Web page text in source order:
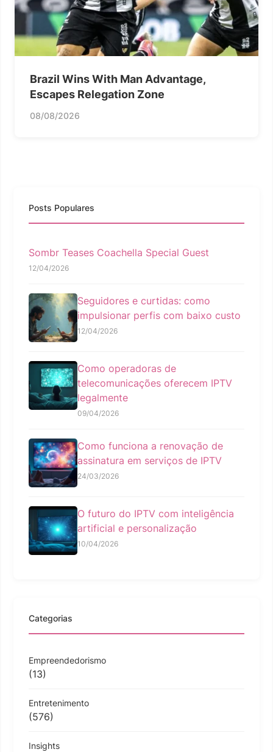
Brazil Wins With Man Advantage,
Escapes Relegation Zone
08/08/2026
Posts Populares
Sombr Teases Coachella Special Guest
12/04/2026
Seguidores e curtidas: como
impulsionar perfis com baixo custo
12/04/2026
Como operadoras de
telecomunicações oferecem IPTV
legalmente
09/04/2026
Como funciona a renovação de
assinatura em serviços de IPTV
24/03/2026
O futuro do IPTV com inteligência
artificial e personalização
10/04/2026
Categorias
Empreendedorismo
(13)
Entretenimento
(576)
Insights